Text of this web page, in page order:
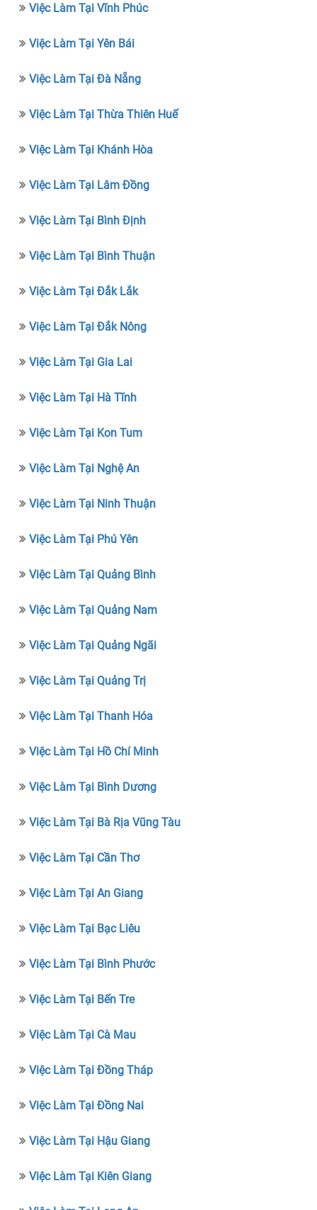
Việc Làm Tại Vĩnh Phúc
Việc Làm Tại Yên Bái
Việc Làm Tại Đà Nẵng
Việc Làm Tại Thừa Thiên Huế
Việc Làm Tại Khánh Hòa
Việc Làm Tại Lâm Đồng
Việc Làm Tại Bình Định
Việc Làm Tại Bình Thuận
Việc Làm Tại Đắk Lắk
Việc Làm Tại Đắk Nông
Việc Làm Tại Gia Lai
Việc Làm Tại Hà Tĩnh
Việc Làm Tại Kon Tum
Việc Làm Tại Nghệ An
Việc Làm Tại Ninh Thuận
Việc Làm Tại Phú Yên
Việc Làm Tại Quảng Bình
Việc Làm Tại Quảng Nam
Việc Làm Tại Quảng Ngãi
Việc Làm Tại Quảng Trị
Việc Làm Tại Thanh Hóa
Việc Làm Tại Hồ Chí Minh
Việc Làm Tại Bình Dương
Việc Làm Tại Bà Rịa Vũng Tàu
Việc Làm Tại Cần Thơ
Việc Làm Tại An Giang
Việc Làm Tại Bạc Liêu
Việc Làm Tại Bình Phước
Việc Làm Tại Bến Tre
Việc Làm Tại Cà Mau
Việc Làm Tại Đồng Tháp
Việc Làm Tại Đồng Nai
Việc Làm Tại Hậu Giang
Việc Làm Tại Kiên Giang